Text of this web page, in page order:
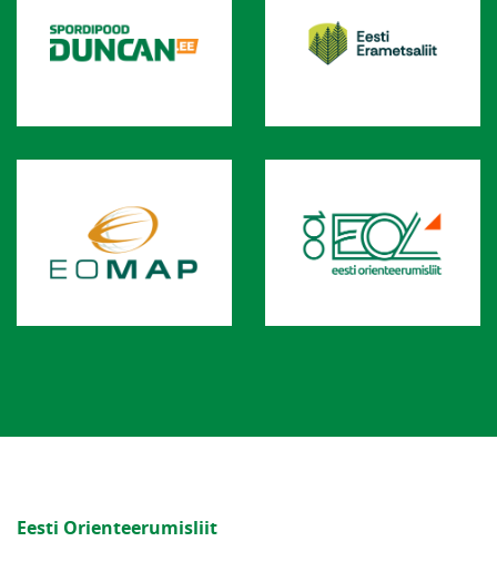
Eesti Orienteerumisliit